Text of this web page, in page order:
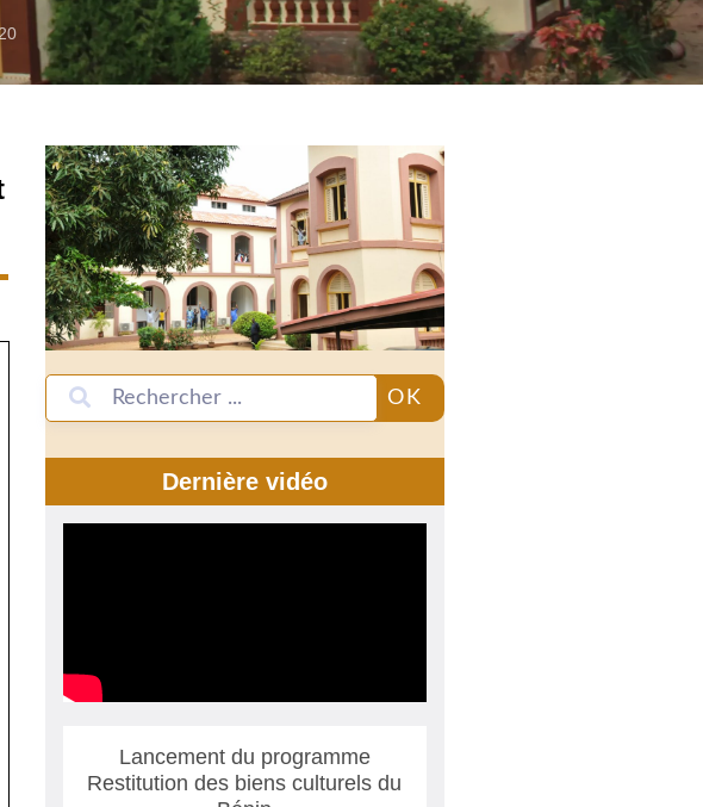
OK
Dernière vidéo
Lancement du programme
Restitution des biens culturels du